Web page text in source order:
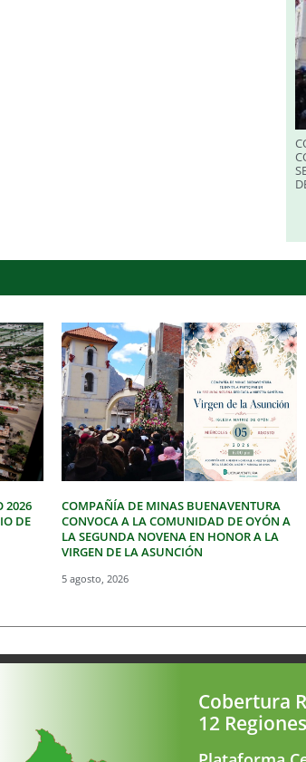
2026
DE
COMPAÑÍA DE MINAS BUENAVENTURA
CONVOCA A LA COMUNIDAD DE OYÓN A
LA SEGUNDA NOVENA EN HONOR A LA
VIRGEN DE LA ASUNCIÓN
5 agosto, 2026
Cobertura
12 Regiones